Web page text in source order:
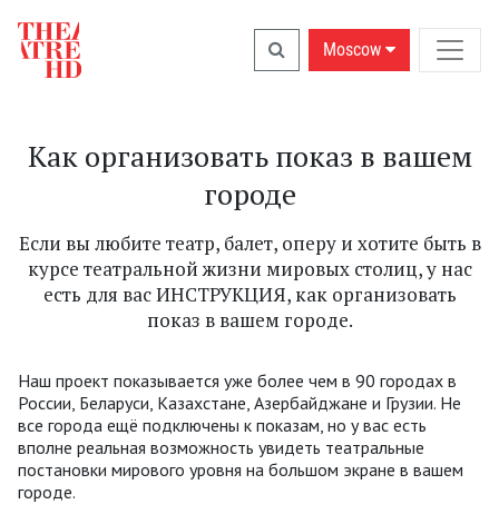
Moscow
Как организовать показ в вашем
городе
Если вы любите театр, балет, оперу и хотите быть в
курсе театральной жизни мировых столиц, у нас
есть для вас ИНСТРУКЦИЯ, как организовать
показ в вашем городе.
Наш проект показывается уже более чем в 90 городах в
России, Беларуси, Казахстане, Азербайджане и Грузии. Не
все города ещё подключены к показам, но у вас есть
вполне реальная возможность увидеть театральные
постановки мирового уровня на большом экране в вашем
городе.